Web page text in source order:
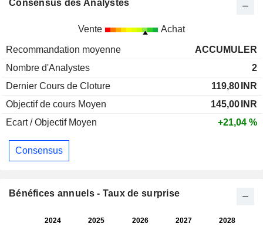
Consensus des Analystes
Vente Achat
Recommandation moyenne
ACCUMULER
Nombre d'Analystes
2
Dernier Cours de Cloture
119,80 INR
Objectif de cours Moyen
145,00 INR
Ecart / Objectif Moyen
+21,04 %
Consensus
Bénéfices annuels - Taux de surprise